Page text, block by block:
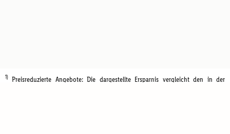
1) Preisreduzierte Angebote: Die dargestellte Ersparnis vergleicht den in der